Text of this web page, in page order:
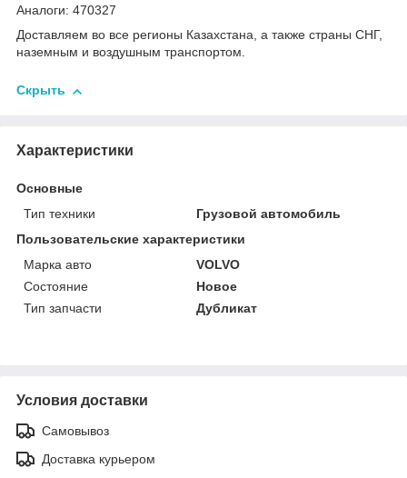
Аналоги: 470327
Доставляем во все регионы Казахстана, а также страны СНГ,
наземным и воздушным транспортом.
Скрыть
Характеристики
Основные
Тип техники
Грузовой автомобиль
Пользовательские характеристики
Марка авто
VOLVO
Состояние
Новое
Тип запчасти
Дубликат
Условия доставки
Самовывоз
Доставка курьером